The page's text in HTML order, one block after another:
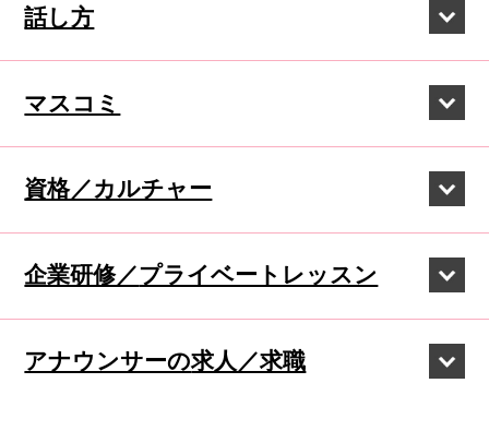
話し方
マスコミ
資格／カルチャー
企業研修／プライベートレッスン
アナウンサーの求人／求職